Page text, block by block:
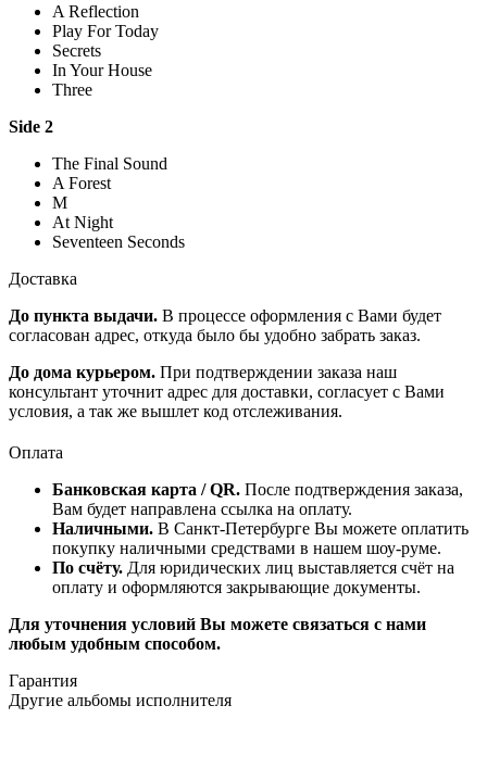
A Reflection
Play For Today
Secrets
In Your House
Three
Side 2
The Final Sound
A Forest
M
At Night
Seventeen Seconds
Доставка
До пункта выдачи. В процессе оформления с Вами будет
согласован адрес, откуда было бы удобно забрать заказ.
До дома курьером. При подтверждении заказа наш
консультант уточнит адрес для доставки, согласует с Вами
условия, а так же вышлет код отслеживания.
Оплата
Банковская карта / QR. После подтверждения заказа,
Вам будет направлена ссылка на оплату.
Наличными. В Санкт-Петербурге Вы можете оплатить
покупку наличными средствами в нашем шоу-руме.
По счёту. Для юридических лиц выставляется счёт на
оплату и оформляются закрывающие документы.
Для уточнения условий Вы можете связаться с нами
любым удобным способом.
Гарантия
Другие альбомы исполнителя